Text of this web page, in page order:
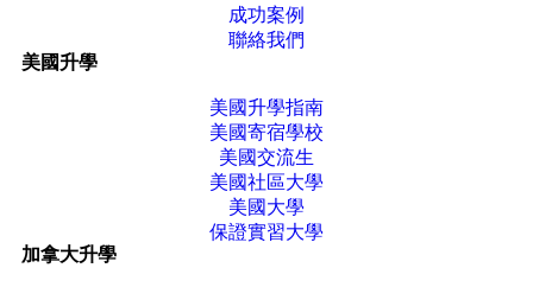
成功案例
聯絡我們
美國升學
美國升學指南
美國寄宿學校
美國交流生
美國社區大學
美國大學
保證實習大學
加拿大升學